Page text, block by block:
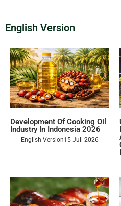
English Version
Development Of Cooking Oil
Industry In Indonesia 2026
English Version15 Juli 2026